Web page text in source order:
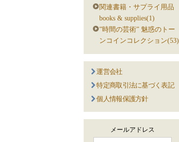
関連書籍・サプライ用品
books & supplies(1)
”時間の芸術” 魅惑のトー
ンコインコレクション(53)
運営会社
特定商取引法に基づく表記
個人情報保護方針
メールアドレス